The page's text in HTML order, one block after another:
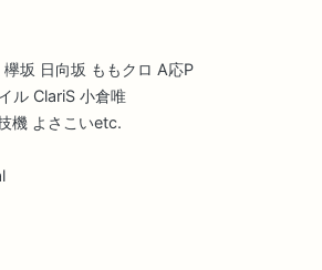
坂 日向坂 ももクロ A応P
ル ClariS 小倉唯
機 よさこいetc.